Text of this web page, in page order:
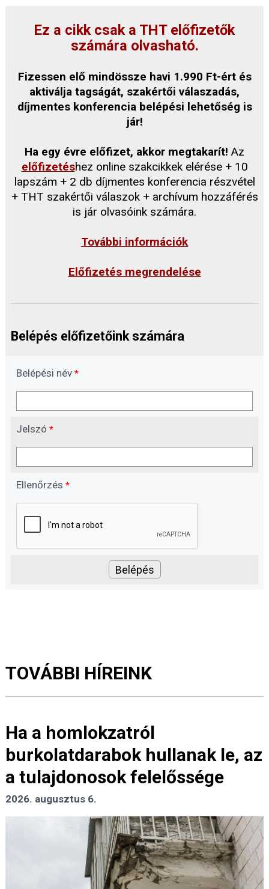
Ez a cikk csak a THT előfizetők
számára olvasható.
Fizessen elő mindössze havi 1.990 Ft-ért és
aktiválja tagságát, szakértői válaszadás,
díjmentes konferencia belépési lehetőség is
jár!
Ha egy évre előfizet, akkor megtakarít! Az
előfizetéshez online szakcikkek elérése + 10
lapszám + 2 db díjmentes konferencia részvétel
+ THT szakértői válaszok + archívum hozzáférés
is jár olvasóink számára.
További információk
Előfizetés megrendelése
Belépés előfizetőink számára
Belépési név *
Jelszó *
Ellenőrzés *
TOVÁBBI HÍREINK
Ha a homlokzatról
burkolatdarabok hullanak le, az
a tulajdonosok felelőssége
2026. augusztus 6.